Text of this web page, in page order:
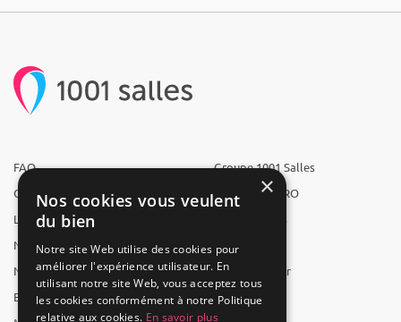
FAQ
Qui sommes-nous ?
L'équipe
Nous recrutons
Nos partenaires
Espace presse
Groupe 1001 Salles
1001 Salles PRO
1001 Traiteurs
1001 Artistes
Reserverunbar
MP2
×
Nos cookies vous veulent
du bien
Notre site Web utilise des cookies pour
améliorer l'expérience utilisateur. En
utilisant notre site Web, vous acceptez tous
les cookies conformément à notre Politique
relative aux cookies. En savoir plus